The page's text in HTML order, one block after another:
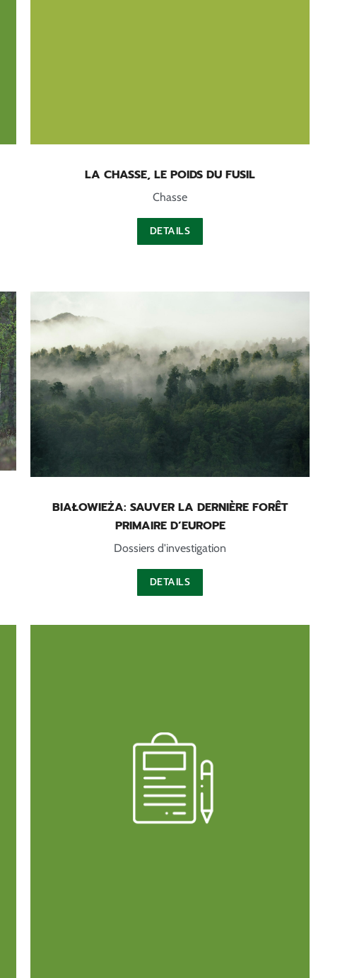
LA CHASSE, LE POIDS DU FUSIL
Chasse
DETAILS
BIAŁOWIEŻA: SAUVER LA DERNIÈRE FORÊT
PRIMAIRE D’EUROPE
Dossiers d'investigation
DETAILS